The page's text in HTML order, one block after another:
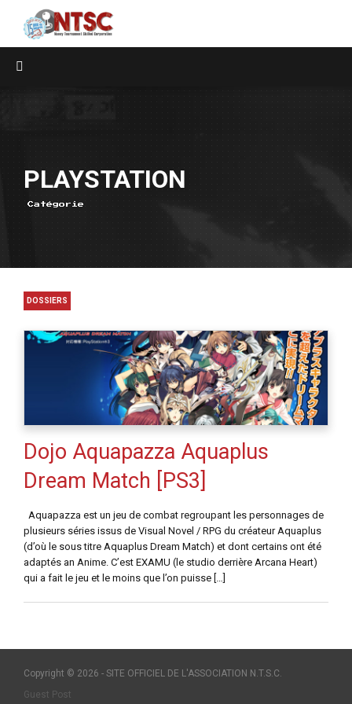
PLAYSTATION
Catégorie
DOSSIERS
Dojo Aquapazza Aquaplus
Dream Match [PS3]
Aquapazza est un jeu de combat regroupant les personnages de
plusieurs séries issus de Visual Novel / RPG du créateur Aquaplus
(d’où le sous titre Aquaplus Dream Match) et dont certains ont été
adaptés an Anime. C’est EXAMU (le studio derrière Arcana Heart)
qui a fait le jeu et le moins que l’on puisse […]
Copyright © 2026 - SITE OFFICIEL DE L'ASSOCIATION N.T.S.C.
Guest Post